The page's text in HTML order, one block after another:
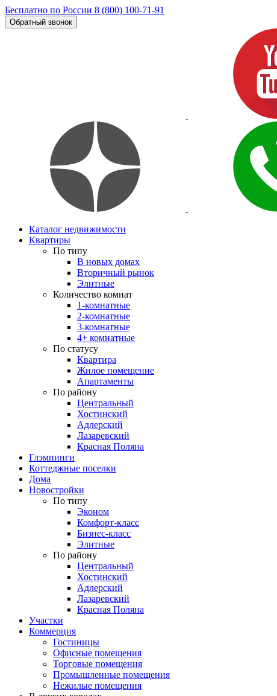
Бесплатно по России 8 (800) 100-71-91
Обратный звонок
Каталог недвижимости
Квартиры
По типу
В новых домах
Вторичный рынок
Элитные
Количество комнат
1-комнатные
2-комнатные
3-комнатные
4+ комнатные
По статусу
Квартира
Жилое помещение
Апартаменты
По району
Центральный
Хостинский
Адлерский
Лазаревский
Красная Поляна
Глэмпинги
Коттеджные поселки
Дома
Новостройки
По типу
Эконом
Комфорт-класс
Бизнес-класс
Элитные
По району
Центральный
Хостинский
Адлерский
Лазаревский
Красная Поляна
Участки
Коммерция
Гостиницы
Офисные помещения
Торговые помещения
Промышленные помещения
Нежилые помещения